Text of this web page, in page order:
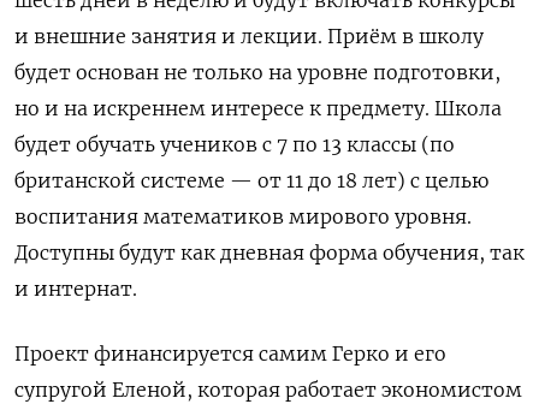
и внешние занятия и лекции. Приём в школу
будет основан не только на уровне подготовки,
но и на искреннем интересе к предмету. Школа
будет обучать учеников с 7 по 13 классы (по
британской системе — от 11 до 18 лет) с целью
воспитания математиков мирового уровня.
Доступны будут как дневная форма обучения, так
и интернат.
Проект финансируется самим Герко и его
супругой Еленой, которая работает экономистом